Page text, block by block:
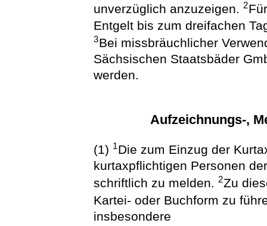
unverzüglich anzuzeigen.2
Entgelt bis zum dreifachen
3Bei missbräuchlicher
Sächsischen Staatsbäder
werden.
Aufzeichnungs-,
(1) 1Die zum Einzug der
kurtaxpflichtigen Personen
schriftlich zu melden.2Zu
Kartei- oder Buchform zu
insbesondere